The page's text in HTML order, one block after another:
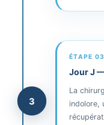
ÉTAPE 03
Jour J
La
indolore,
3